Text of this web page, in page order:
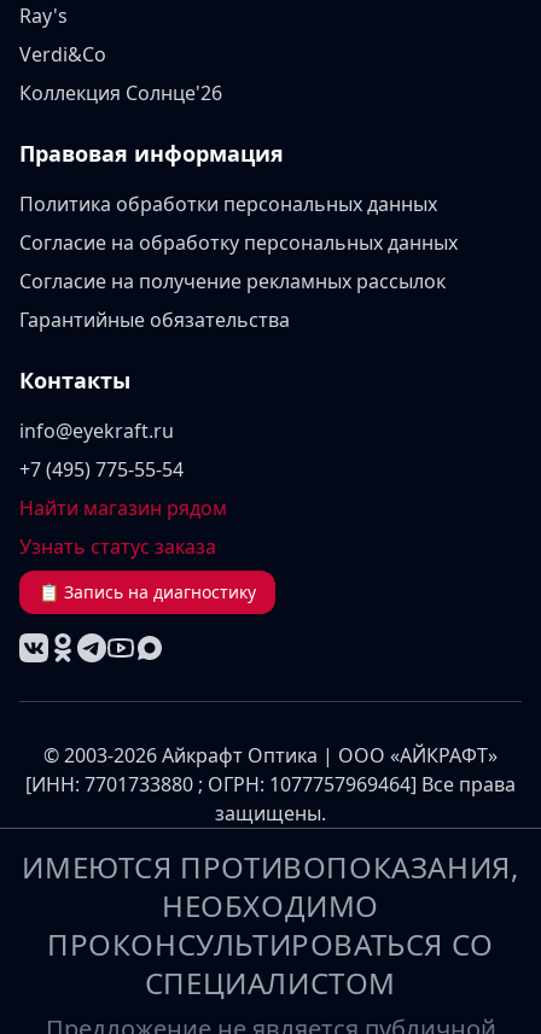
Ray's
Verdi&Co
Коллекция Солнце'26
Правовая информация
Политика обработки персональных данных
Согласие на обработку персональных данных
Согласие на получение рекламных рассылок
Гарантийные обязательства
Контакты
info@eyekraft.ru
+7 (495) 775-55-54
Найти магазин рядом
Узнать статус заказа
📋 Запись на диагностику
© 2003-2026 Айкрафт Оптика | ООО «АЙКРАФТ»
[ИНН: 7701733880 ; ОГРН: 1077757969464] Все права
защищены.
ИМЕЮТСЯ ПРОТИВОПОКАЗАНИЯ,
НЕОБХОДИМО
ПРОКОНСУЛЬТИРОВАТЬСЯ СО
СПЕЦИАЛИСТОМ